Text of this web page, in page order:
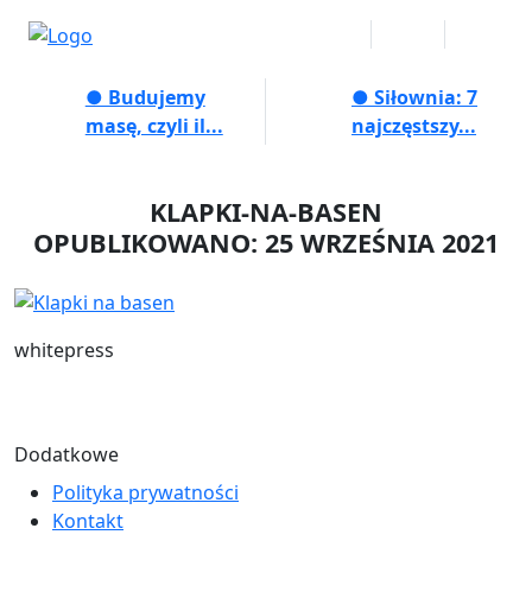
● Budujemy
masę, czyli il...
● Siłownia: 7
najczęstszy...
KLAPKI-NA-BASEN
OPUBLIKOWANO: 25 WRZEŚNIA 2021
whitepress
Dodatkowe
Polityka prywatności
Kontakt